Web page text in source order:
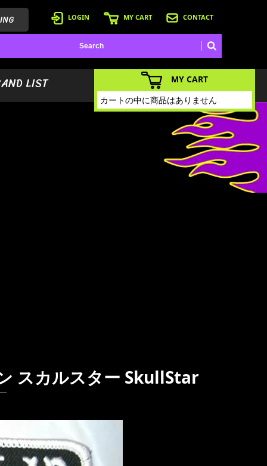
LOGIN MY CART CONTACT
LIST
MY CART
カートの中に商品はありません
スカルスター SkullStar